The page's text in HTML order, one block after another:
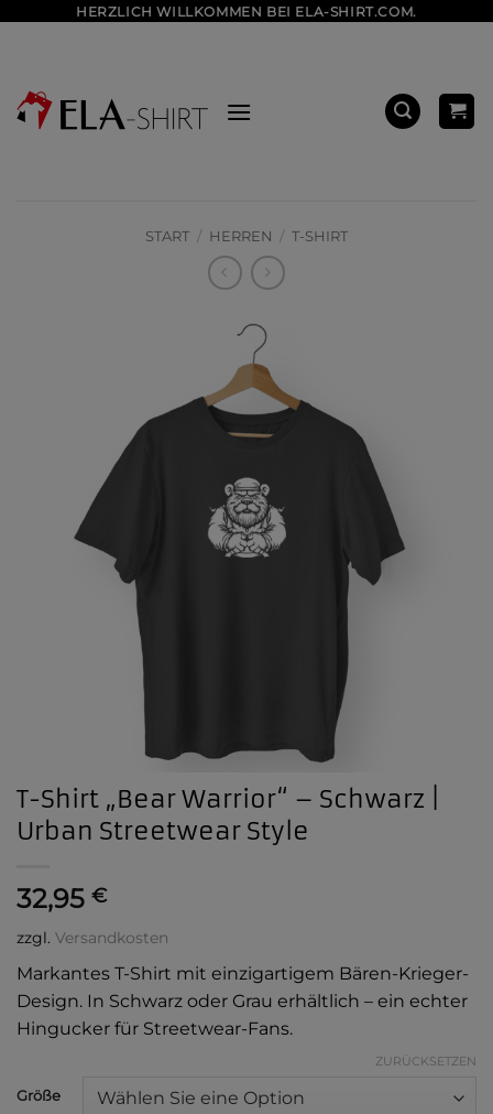
HERZLICH WILLKOMMEN BEI ELA-SHIRT.COM.
START / HERREN / T-SHIRT
T-Shirt „Bear Warrior“ – Schwarz |
Urban Streetwear Style
32,95 €
zzgl. Versandkosten
Markantes T-Shirt mit einzigartigem Bären-Krieger-
Design. In Schwarz oder Grau erhältlich – ein echter
Hingucker für Streetwear-Fans.
Größe
ZURÜCKSETZEN